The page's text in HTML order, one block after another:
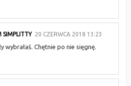
SIMPLITTY 20 CZERWCA 2018 13:23
wybrałaś. Chętnie po nie sięgnę.